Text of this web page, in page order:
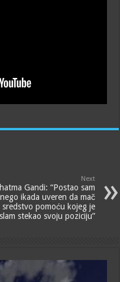
Next
Gandi: “Postao sam
ikada uveren da mač
sredstvo pomoću kojeg je
stekao svoju poziciju”